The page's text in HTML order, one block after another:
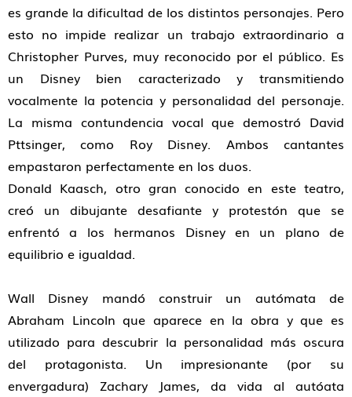
es grande la dificultad de los distintos personajes. Pero
esto no impide realizar un trabajo extraordinario a
Christopher Purves, muy reconocido por el público. Es
un Disney bien caracterizado y transmitiendo
vocalmente la potencia y personalidad del personaje.
La misma contundencia vocal que demostró David
Pttsinger, como Roy Disney. Ambos cantantes
empastaron perfectamente en los duos.
Donald Kaasch, otro gran conocido en este teatro,
creó un dibujante desafiante y protestón que se
enfrentó a los hermanos Disney en un plano de
equilibrio e igualdad.
Wall Disney mandó construir un autómata de
Abraham Lincoln que aparece en la obra y que es
utilizado para descubrir la personalidad más oscura
del protagonista. Un impresionante (por su
envergadura) Zachary James, da vida al autóata